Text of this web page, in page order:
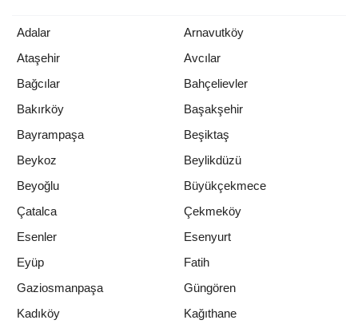
Adalar
Arnavutköy
Ataşehir
Avcılar
Bağcılar
Bahçelievler
Bakırköy
Başakşehir
Bayrampaşa
Beşiktaş
Beykoz
Beylikdüzü
Beyoğlu
Büyükçekmece
Çatalca
Çekmeköy
Esenler
Esenyurt
Eyüp
Fatih
Gaziosmanpaşa
Güngören
Kadıköy
Kağıthane